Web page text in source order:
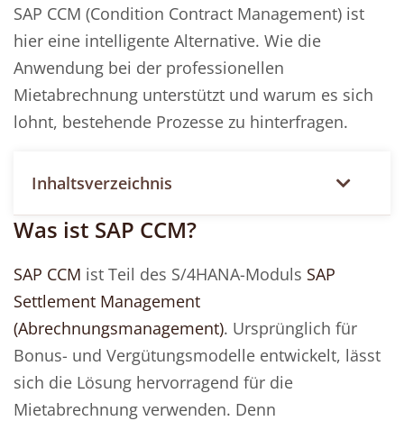
SAP CCM (Condition Contract Management) ist
hier eine intelligente Alternative. Wie die
Anwendung bei der professionellen
Mietabrechnung unterstützt und warum es sich
lohnt, bestehende Prozesse zu hinterfragen.
Inhaltsverzeichnis
Was ist SAP CCM?
SAP CCM ist Teil des S/4HANA-Moduls SAP
Settlement Management
(Abrechnungsmanagement). Ursprünglich für
Bonus- und Vergütungsmodelle entwickelt, lässt
sich die Lösung hervorragend für die
Mietabrechnung verwenden. Denn